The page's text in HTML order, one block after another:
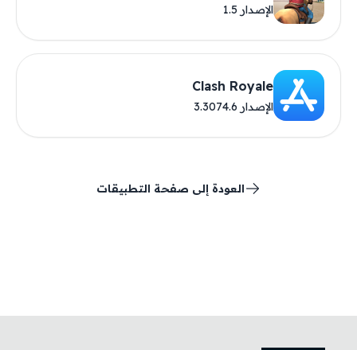
الإصدار 1.5
‎Clash Royale
الإصدار 3.3074.6
العودة إلى صفحة التطبيقات